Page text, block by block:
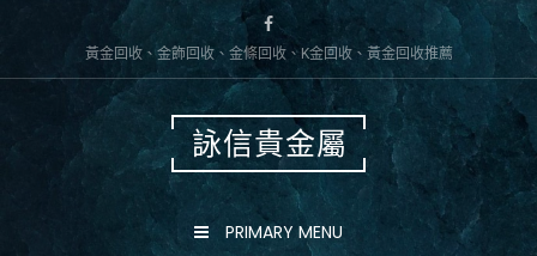
黃金回收、金飾回收、金條回收、K金回收、黃金回收推薦
詠信貴金屬
PRIMARY MENU